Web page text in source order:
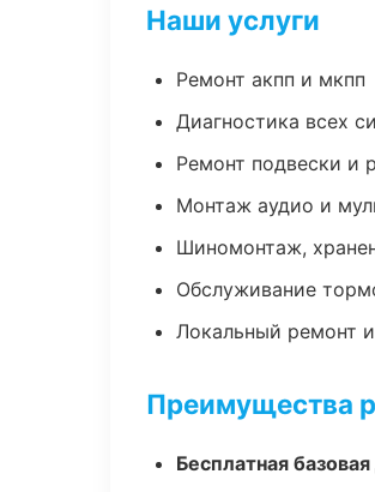
Наши услуги
Ремонт акпп и мкпп
Диагностика всех
Ремонт подвески и
Монтаж аудио и
Шиномонтаж,
Обслуживание
Локальный ремонт
Преимущества
Бесплатная